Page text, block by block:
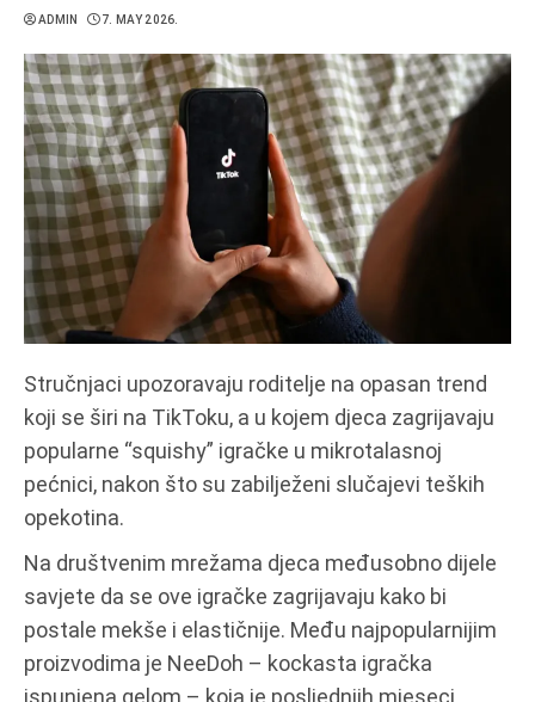
ADMIN 7. MAY 2026.
Stručnjaci upozoravaju roditelje na opasan trend
koji se širi na TikToku, a u kojem djeca zagrijavaju
popularne “squishy” igračke u mikrotalasnoj
pećnici, nakon što su zabilježeni slučajevi teških
opekotina.
Na društvenim mrežama djeca međusobno dijele
savjete da se ove igračke zagrijavaju kako bi
postale mekše i elastičnije. Među najpopularnijim
proizvodima je NeeDoh – kockasta igračka
ispunjena gelom – koja je posljednjih mjeseci